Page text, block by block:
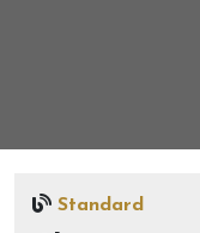
Standard